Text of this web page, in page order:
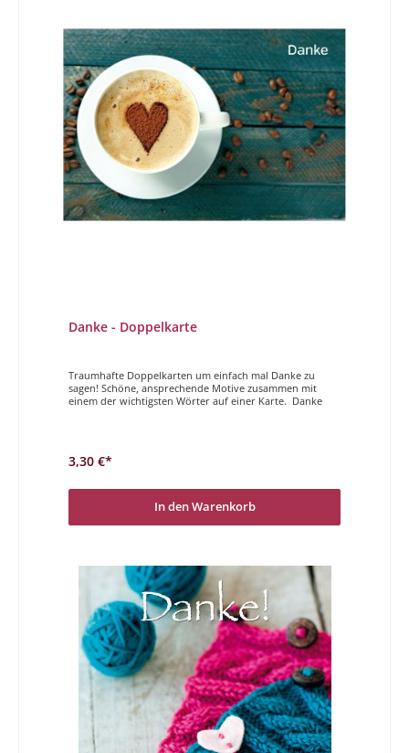
Danke - Doppelkarte
Traumhafte Doppelkarten um einfach mal Danke zu
sagen! Schöne, ansprechende Motive zusammen mit
einem der wichtigsten Wörter auf einer Karte. Danke
3,30 €*
In den Warenkorb